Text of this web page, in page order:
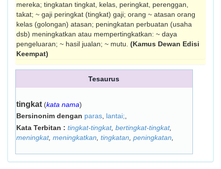
mereka; tingkatan tingkat, kelas, peringkat, pereng­gan,
takat; ~ gaji peringkat (tingkat) gaji; orang ~ atasan orang
kelas (golongan) atasan; peningkatan perbuatan (usaha
dsb) mening­katkan atau mempertingkatkan: ~ daya
pengeluaran; ~ hasil jualan; ~ mutu. (Kamus Dewan Edisi
Keempat)
Tesaurus
tingkat (kata nama)
Bersinonim dengan paras lantai;
Kata Terbitan : tingkat-tingkat, bertingkat-tingkat,
meningkat, meningkatkan tingkatan peningkatan